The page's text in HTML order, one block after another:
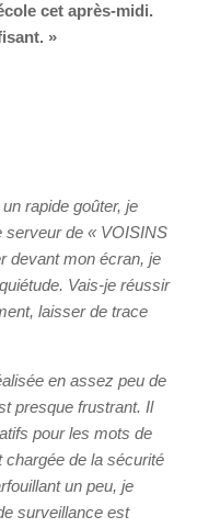
cet après-midi.
»
rapide goûter, je
serveur de « VOISINS
devant mon écran, je
Vais-je réussir
laisser de trace
en assez peu de
presque frustrant. Il
pour les mots de
de la sécurité
un peu, je
surveillance est